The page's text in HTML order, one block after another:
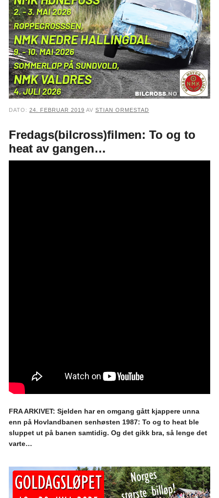
DATO: 24. FEBRUAR 2019 AV STIAN ORMESTAD
Fredags(bilcross)filmen: To og to
heat av gangen…
FRA ARKIVET: Sjelden har en omgang gått kjappere unna
enn på Hovlandbanen senhøsten 1987: To og to heat ble
sluppet ut på banen samtidig. Og det gikk bra, så lenge det
varte…